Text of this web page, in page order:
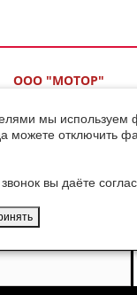
мы
можете отключить
вы даёте
ООО "МОТОР"
КОНТАКТЫ